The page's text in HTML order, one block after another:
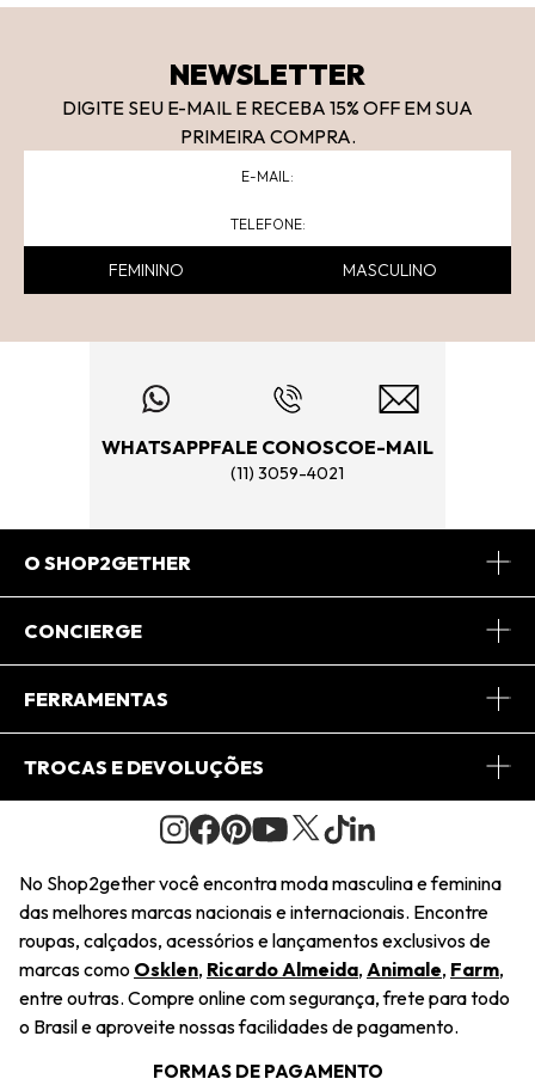
NEWSLETTER
DIGITE SEU E-MAIL E RECEBA 15% OFF EM SUA
PRIMEIRA COMPRA.
FEMININO MASCULINO
WHATSAPPFALE CONOSCO
(11) 3059-4021
E-MAIL
O SHOP2GETHER
Sobre Nós
Journal
Saiu na Mídia
Sustentabilidade
Navegando
CONCIERGE
Central de Relacionamento
Regulamento e Promoções
FERRAMENTAS
Minha Conta
Pedido de Presente
Wishlist
TROCAS E DEVOLUÇÕES
Condições Gerais
Troca Fácil
Restituição de Pagamento
Dúvidas Frequentes
Termos e Condições
No Shop2gether você encontra moda masculina e feminina
das melhores marcas nacionais e internacionais. Encontre
roupas, calçados, acessórios e lançamentos exclusivos de
marcas como Osklen, Ricardo Almeida, Animale, Farm,
entre outras. Compre online com segurança, frete para todo
o Brasil e aproveite nossas facilidades de pagamento.
FORMAS DE PAGAMENTO